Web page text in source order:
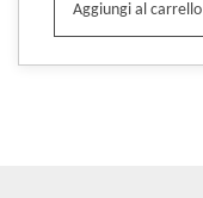
Aggiungi al carrello